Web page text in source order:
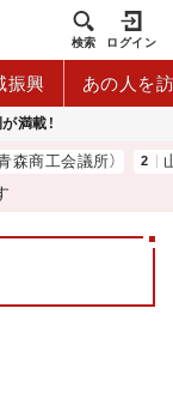
検索 ログイン
振興 あの人を
満載！
商工会議所）